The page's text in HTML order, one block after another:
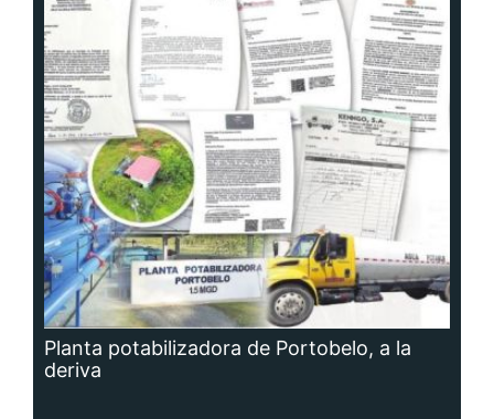
Planta potabilizadora de Portobelo, a la
deriva